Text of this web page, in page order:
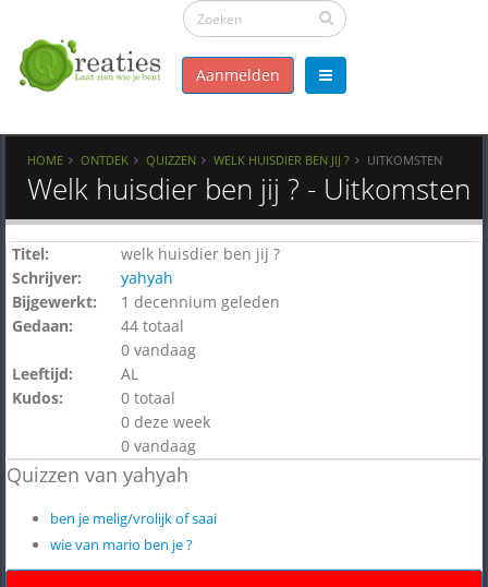
Aanmelden
HOME ONTDEK QUIZZEN WELK HUISDIER BEN JIJ ? UITKOMSTEN
Welk huisdier ben jij ? - Uitkomsten
Titel:
welk huisdier ben jij ?
Schrijver:
yahyah
Bijgewerkt:
1 decennium geleden
Gedaan:
44 totaal
0 vandaag
Leeftijd:
AL
Kudos:
0 totaal
0 deze week
0 vandaag
Quizzen van yahyah
ben je melig/vrolijk of saai
wie van mario ben je ?